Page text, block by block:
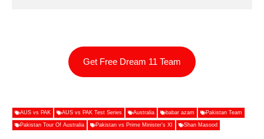
Get Free Dream 11 Team
AUS vs PAK AUS vs PAK Test Series Australia babar azam Pakistan Team
Pakistan Tour Of Australia Pakistan vs Prime Minister’s XI Shan Masood